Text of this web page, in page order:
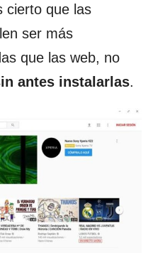
cierto que las
ser más
que las web, no
antes instalarlas.